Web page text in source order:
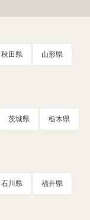
秋田県 山形県
茨城県 栃木県
石川県 福井県